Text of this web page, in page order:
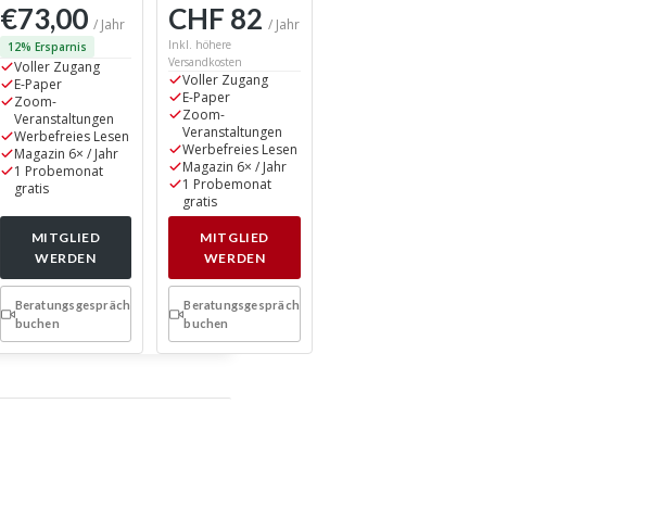
€73,00 / Jahr
12% Ersparnis
Voller Zugang
E-Paper
Zoom-
Veranstaltungen
Werbefreies Lesen
Magazin 6× / Jahr
1 Probemonat
gratis
MITGLIED
WERDEN
Beratungsgespräch
buchen
CHF 82/ Jahr
Inkl. höhere
Versandkosten
Voller Zugang
E-Paper
Zoom-
Veranstaltungen
Werbefreies Lesen
Magazin 6× / Jahr
1 Probemonat
gratis
MITGLIED
WERDEN
Beratungsgespräch
buchen